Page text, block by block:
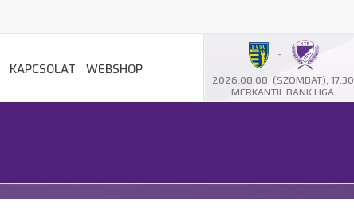
-
2026.08.08. (SZOMBAT), 17:30
MERKANTIL BANK LIGA
KAPCSOLAT WEBSHOP